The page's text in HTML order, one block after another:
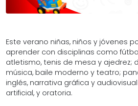
Este verano niñas, niños y jóvenes
aprender con disciplinas como
atletismo, tenis de mesa y ajedrez;
música, baile moderno y teatro;
inglés, narrativa gráfica y
artificial, y oratoria.